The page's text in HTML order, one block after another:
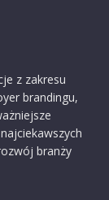
z zakresu
brandingu,
branży